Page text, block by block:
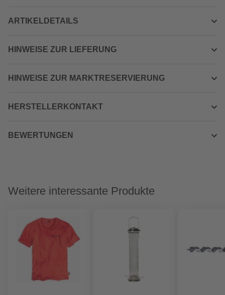
ARTIKELDETAILS
HINWEISE ZUR LIEFERUNG
HINWEISE ZUR MARKTRESERVIERUNG
HERSTELLERKONTAKT
BEWERTUNGEN
Weitere interessante Produkte